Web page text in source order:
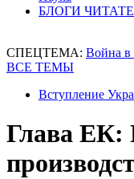
БЛОГИ
СПЕЦТЕМА: Война в
ВСЕ ТЕМЫ
Вступление
Глава ЕК: